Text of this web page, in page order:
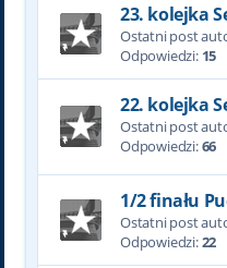
23. kolejka
Ostatni post
Odpowiedzi: 15
22. kolejka
Ostatni post
Odpowiedzi:66
1/2 finału
Ostatni post
Odpowiedzi:22